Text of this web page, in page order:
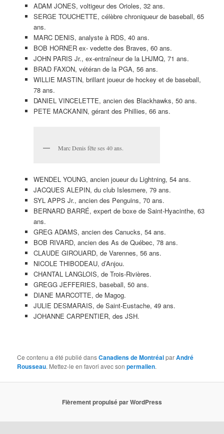
ADAM JONES, voltigeur des Orioles, 32 ans.
SERGE TOUCHETTE, célèbre chroniqueur de baseball, 65
ans.
MARC DENIS, analyste à RDS, 40 ans.
BOB HORNER ex- vedette des Braves, 60 ans.
JOHN PARIS Jr., ex-entraîneur de la LHJMQ, 71 ans.
BRAD FAXON, vétéran de la PGA, 56 ans.
WILLIE MASTIN, brillant joueur de hockey et de baseball,
78 ans.
DANIEL VINCELETTE, ancien des Blackhawks, 50 ans.
PETE MACKANIN, gérant des Phillies, 66 ans.
Marc Denis fête ses 40 ans.
WENDEL YOUNG, ancien joueur du Lightning, 54 ans.
JACQUES ALEPIN, du club Islesmere, 79 ans.
SYL APPS Jr., ancien des Penguins, 70 ans.
BERNARD BARRÉ, expert de boxe de Saint-Hyacinthe, 63
ans.
GREG ADAMS, ancien des Canucks, 54 ans.
BOB RIVARD, ancien des As de Québec, 78 ans.
CLAUDE GIROUARD, de Varennes, 56 ans.
NICOLE THIBODEAU, d’Anjou.
CHANTAL LANGLOIS, de Trois-Rivières.
GREGG JEFFERIES, baseball, 50 ans.
DIANE MARCOTTE, de Magog.
JULIE DESMARAIS, de Saint-Eustache, 49 ans.
JOHANNE CARPENTIER, des JSH.
Ce contenu a été publié dansCanadiens de MontréalparAndré
Rousseau. Mettez-le en favori avec sonpermalien.
Fièrement propulsé par WordPress